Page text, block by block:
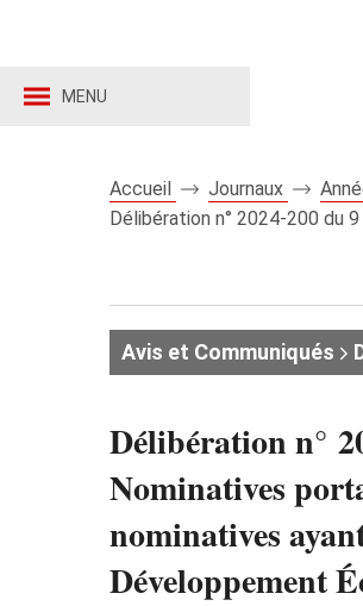
MENU
Accueil Journaux
Délibération n° 2024‑200 du
Avis et Communiqués
Délibération n°
Nominatives
nominatives
Développement